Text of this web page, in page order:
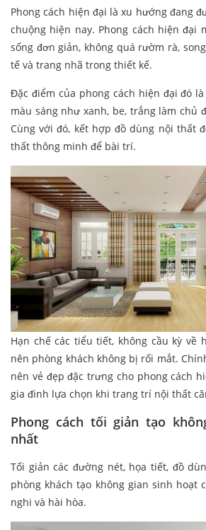
Phong cách hiện đại là xu hướng đang
chuộng hiện nay. Phong cách hiện đại
sống đơn giản, không quá rườm rà,
tế và trang nhã trong thiết kế.
Đặc điểm của phong cách hiện đại đó
màu sáng như xanh, be, trắng làm chủ
Cùng với đó, kết hợp đồ dùng nội thất
thất thông minh để bài trí.
Hạn chế các tiểu tiết, không cầu kỳ về
nên phòng khách không bị rối mắt.
nên vẻ đẹp đặc trưng cho phong cách
gia đình lựa chọn khi trang trí nội thất
Phong cách tối giản tạo
nhất
Tối giản các đường nét, họa tiết, đồ
phòng khách tạo không gian sinh hoạt
nghi và hài hòa.